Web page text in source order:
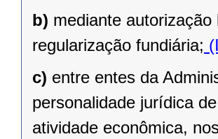
b) mediante
regularização fundiária;
c) entre entes da
personalidade jurídica
atividade econômica,